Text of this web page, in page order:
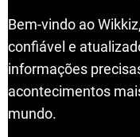
Bem-vindo ao
confiável e
informações
acontecimentos
mundo.